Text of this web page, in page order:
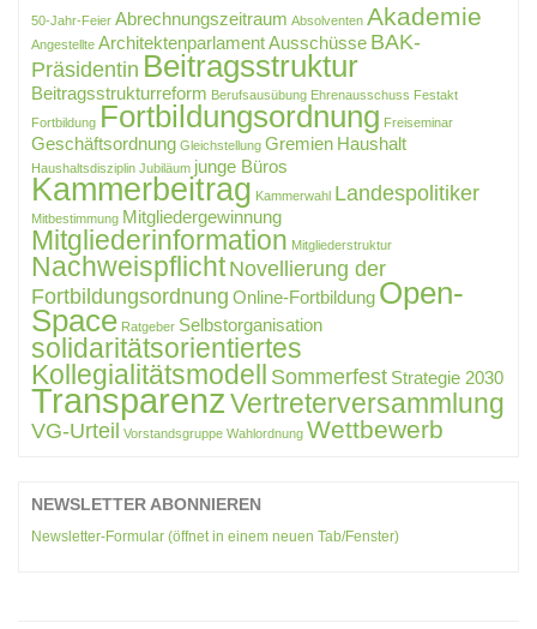
50-Jahr-Feier Abrechnungszeitraum Absolventen Akademie
Angestellte ArchitektenparlamentAusschüsse BAK-
Präsidentin Beitragsstruktur
Beitragsstrukturreform Berufsausübung Ehrenausschuss Festakt
Fortbildung Fortbildungsordnung Freiseminar
Geschäftsordnung Gleichstellung Gremien Haushalt
Haushaltsdisziplin Jubiläum junge Büros
Kammerbeitrag Kammerwahl Landespolitiker
Mitbestimmung Mitgliedergewinnung
Mitgliederinformation Mitgliederstruktur
NachweispflichtNovellierung der
Fortbildungsordnung Online-Fortbildung Open-
Space Ratgeber Selbstorganisation
solidaritätsorientiertes
Kollegialitätsmodell Sommerfest Strategie 2030
TransparenzVertreterversammlung
VG-Urteil Vorstandsgruppe Wahlordnung Wettbewerb
NEWSLETTER ABONNIEREN
Newsletter-Formular (öffnet in einem neuen Tab/Fenster)